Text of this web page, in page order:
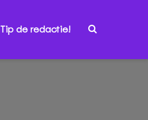
Tip de redactie!